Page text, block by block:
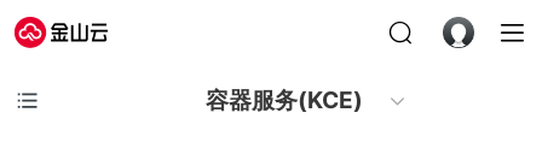
容器服务(KCE)